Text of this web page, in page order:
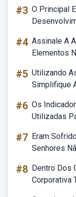
#3 O Principal
#4 Assinale A
Elementos
#5 Utilizando
Simplifique
#6 Os
Utilizadas
#7 Eram
Senhores
#8 Dentro Dos
Corporativa